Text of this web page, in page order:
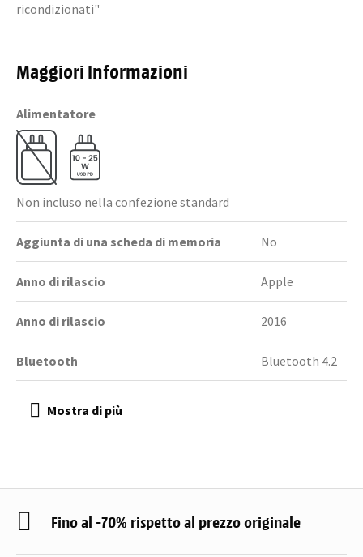
ricondizionati"
Maggiori Informazioni
Alimentatore
Non incluso nella confezione standard
Aggiunta di una scheda di memoria No
Anno di rilascio Apple
Anno di rilascio 2016
Bluetooth Bluetooth 4.2
Fino al -70% rispetto al prezzo originale